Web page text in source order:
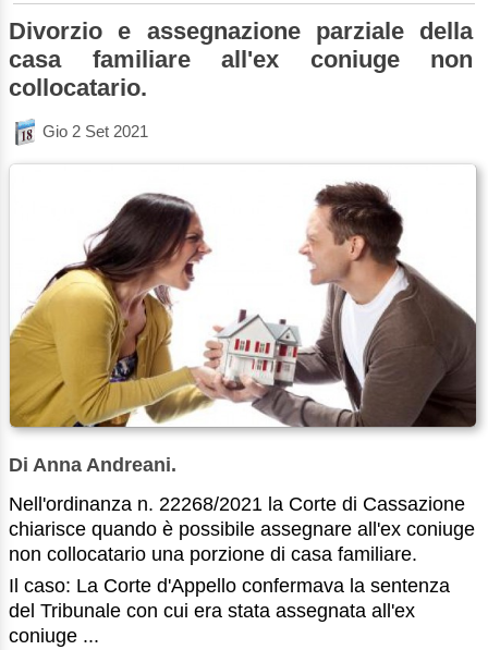
Divorzio e assegnazione parziale della
casa familiare all'ex coniuge non
collocatario.
Gio 2 Set 2021
Di Anna Andreani.
Nell'ordinanza n. 22268/2021 la Corte di Cassazione
chiarisce quando è possibile assegnare all'ex coniuge
non collocatario una porzione di casa familiare.
Il caso: La Corte d'Appello confermava la sentenza
del Tribunale con cui era stata assegnata all'ex
coniuge ...